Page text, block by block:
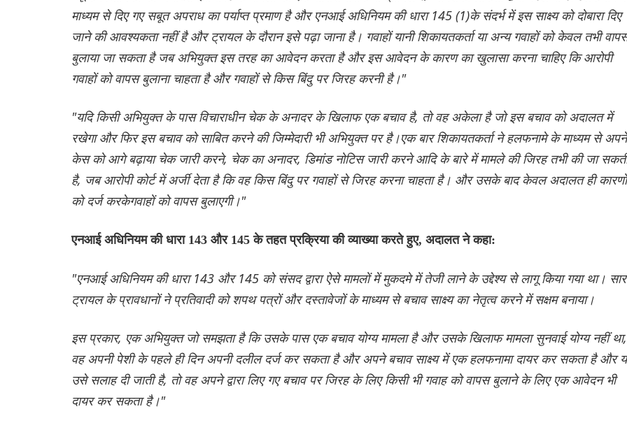
माध्यम से दिए गए सबूत अपराध का पर्याप्त प्रमाण है और एनआई अधिनियम की धारा 145 (1)के संदर्भ में इस साक्ष्य को दोबारा दिए
जाने की आवश्यकता नहीं है और ट्रायल के दौरान इसे पढ़ा जाना है। गवाहों यानी शिकायतकर्ता या अन्य गवाहों को केवल तभी
बुलाया जा सकता है जब अभियुक्त इस तरह का आवेदन करता है और इस आवेदन के कारण का खुलासा करना चाहिए कि आरोपी
गवाहों को वापस बुलाना चाहता है और गवाहों से किस बिंदु पर जिरह करनी है।"
"यदि किसी अभियुक्त के पास विचाराधीन चेक के अनादर के खिलाफ एक बचाव है, तो वह अकेला है जो इस बचाव को अदालत में
रखेगा और फिर इस बचाव को साबित करने की जिम्मेदारी भी अभियुक्त पर है।एक बार शिकायतकर्ता ने हलफनामे के माध्यम से अपने
केस को आगे बढ़ाया चेक जारी करने, चेक का अनादर, डिमांड नोटिस जारी करने आदि के बारे में मामले की जिरह तभी की जा
है, जब आरोपी कोर्ट में अर्जी देता है कि वह किस बिंदु पर गवाहों से जिरह करना चाहता है। और उसके बाद केवल अदालत ही कारणों
को दर्ज करकेगवाहों को वापस बुलाएगी।"
एनआई अधिनियम की धारा 143 और 145 के तहत प्रक्रिया की व्याख्या करते हुए, अदालत ने कहा:
"एनआई अधिनियम की धारा 143 और 145 को संसद द्वारा ऐसे मामलों में मुकदमे में तेजी लाने के उद्देश्य से लागू किया गया था।
ट्रायल के प्रावधानों ने प्रतिवादी को शपथ पत्रों और दस्तावेजों के माध्यम से बचाव साक्ष्य का नेतृत्व करने में सक्षम बनाया।
इस प्रकार, एक अभियुक्त जो समझता है कि उसके पास एक बचाव योग्य मामला है और उसके खिलाफ मामला सुनवाई योग्य नहीं था,
वह अपनी पेशी के पहले ही दिन अपनी दलील दर्ज कर सकता है और अपने बचाव साक्ष्य में एक हलफनामा दायर कर सकता है और
उसे सलाह दी जाती है, तो वह अपने द्वारा लिए गए बचाव पर जिरह के लिए किसी भी गवाह को वापस बुलाने के लिए एक आवेदन भी
दायर कर सकता है।"